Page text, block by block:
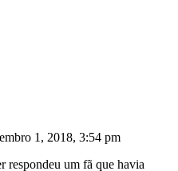
1, 2018, 3:54 pm
respondeu um fã que havia